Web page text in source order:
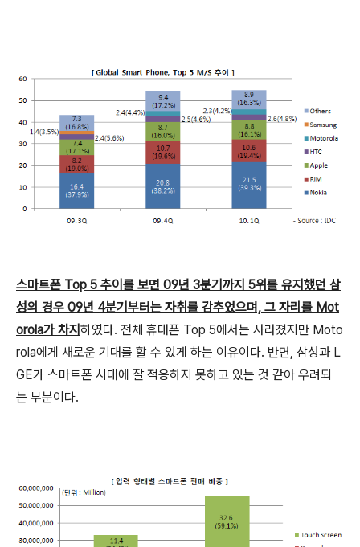
스마트폰 Top 5 추이를 보면 09년 3분기까지 5위를 유지했던 삼
성의 경우 09년 4분기부터는 자취를 감추었으며, 그 자리를 Mot
orola가 차지 하였다. 전체 휴대폰 Top 5에서는 사라졌지만 Moto
rola에게 새로운 기대를 할 수 있게 하는 이유이다. 반면, 삼성과 L
GE가 스마트폰 시대에 잘 적응하지 못하고 있는 것 같아 우려되
는 부분이다.